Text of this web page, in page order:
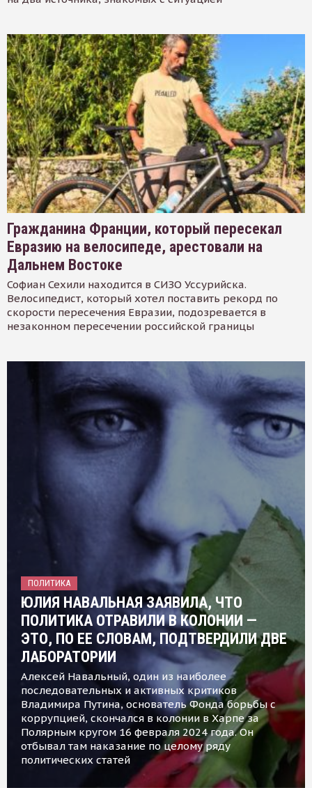
Гражданина Франции, который пересекал
Евразию на велосипеде, арестовали на
Дальнем Востоке
Софиан Сехили находится в СИЗО Уссурийска.
Велосипедист, который хотел поставить рекорд по
скорости пересечения Евразии, подозревается в
незаконном пересечении российской границы
ПОЛИТИКА
ЮЛИЯ НАВАЛЬНАЯ ЗАЯВИЛА, ЧТО
ПОЛИТИКА ОТРАВИЛИ В КОЛОНИИ —
ЭТО, ПО ЕЕ СЛОВАМ, ПОДТВЕРДИЛИ ДВЕ
ЛАБОРАТОРИИ
Алексей Навальный, один из наиболее
последовательных и активных критиков
Владимира Путина, основатель Фонда борьбы с
коррупцией, скончался в колонии в Харпе за
Полярным кругом 16 февраля 2024 года. Он
отбывал там наказание по целому ряду
политических статей